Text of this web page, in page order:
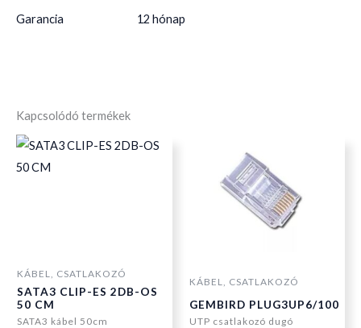
Garancia 12 hónap
Kapcsolódó termékek
KÁBEL, CSATLAKOZÓ
SATA3 CLIP-ES 2DB-OS
50 CM
SATA3 kábel 50cm
KÁBEL, CSATLAKOZÓ
GEMBIRD PLUG3UP6/100
UTP csatlakozó dugó